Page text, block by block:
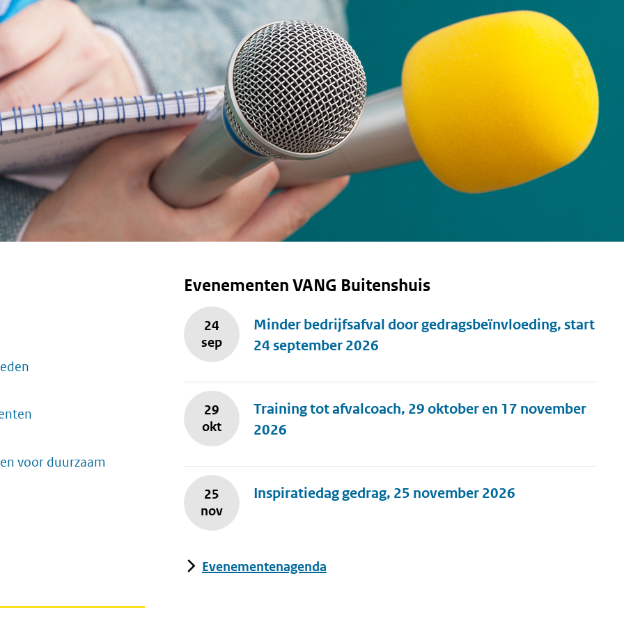
voor duurzaam
Evenementen VANG Buitenshuis
Minder bedrijfsafval door gedragsbeïnvloeding, start
24 september 2026
24
sep
Training tot afvalcoach, 29 oktober en 17 november
2026
29
okt
Inspiratiedag gedrag, 25 november 2026
25
nov
Evenementenagenda